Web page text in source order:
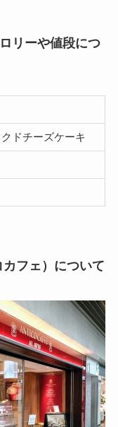
リーや値段につ
ドチーズケーキ
フェ）について